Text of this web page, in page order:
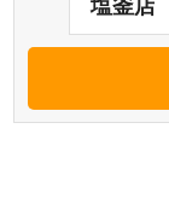
塩釜店